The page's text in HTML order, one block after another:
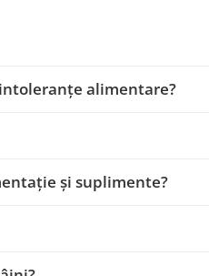
alimentare?
și suplimente?